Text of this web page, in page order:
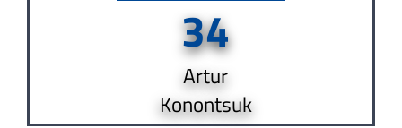
34
Artur
Konontsuk